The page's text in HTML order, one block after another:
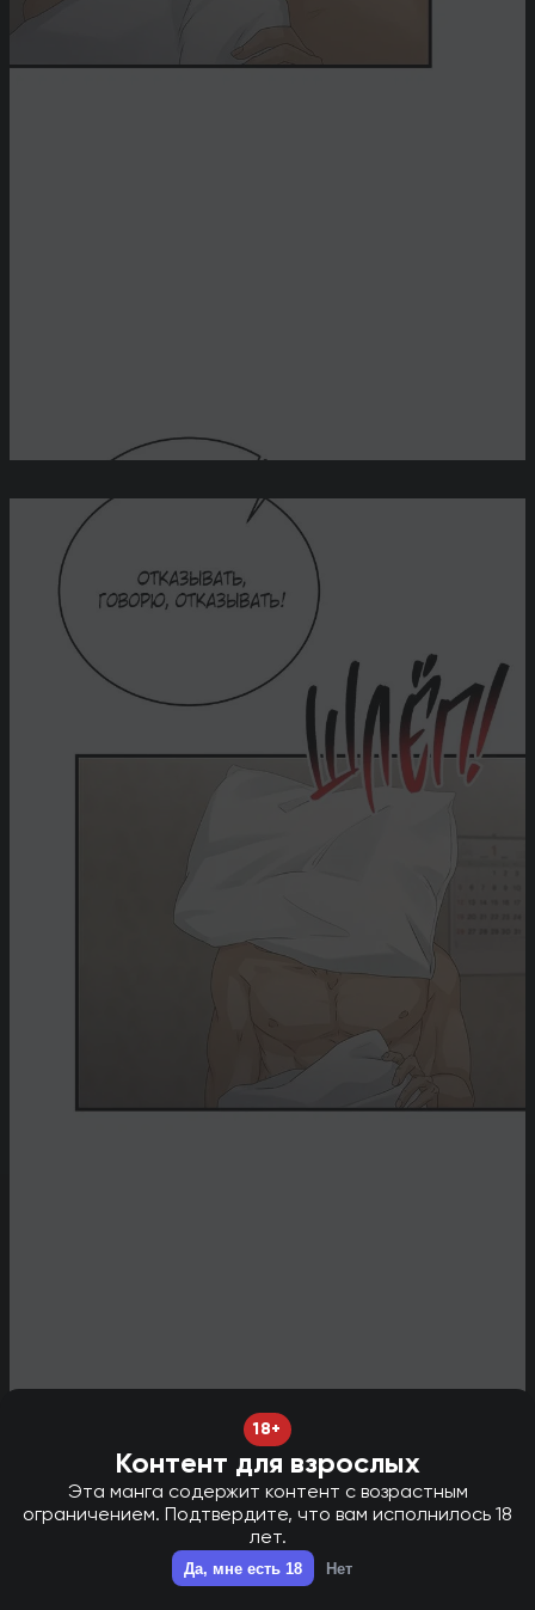
18+
Контент для взрослых
Эта манга содержит контент с возрастным
ограничением. Подтвердите, что вам исполнилось 18
лет.
Да, мне есть 18 Нет
НОВАЯ ГЛАВА В ТГ - НАЖМИ ДЛЯ ПЕРЕХОДА!